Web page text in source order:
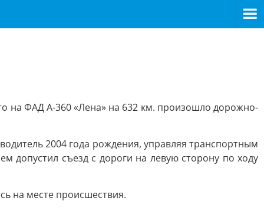
на ФАД А-360 «Лена» на 632 км. произошло дорожно-
2004 года рождения, управляя транспортным
допустил съезд с дороги на левую сторону по ходу
на месте происшествия.